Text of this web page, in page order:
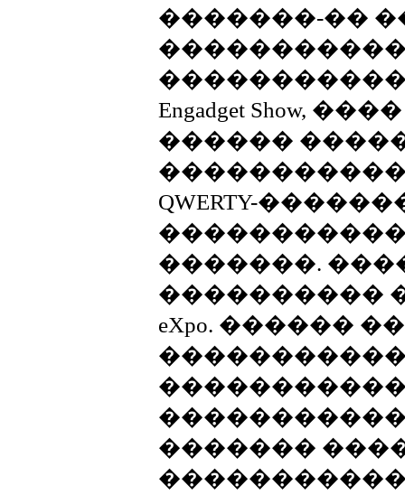
�������-��
������������
Engadget Show,
������
QWERTY-
�������.
����������
eXpo. ������
�������